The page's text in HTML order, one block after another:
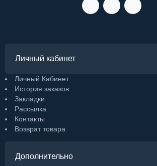
Личный кабинет
Личный Кабинет
История заказов
Закладки
Рассылка
Контакты
Возврат товара
Дополнительно